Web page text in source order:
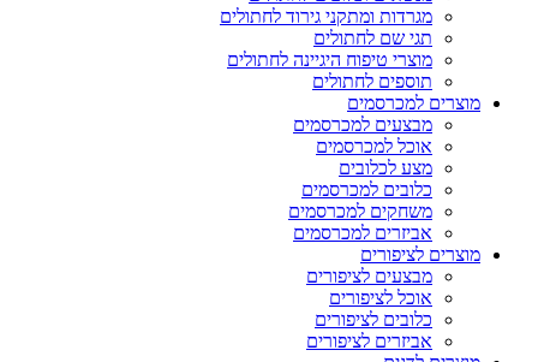
מגרדות ומתקני גירוד לחתולים
תגי שם לחתולים
מוצרי טיפוח היגיינה לחתולים
תוספים לחתולים
מוצרים למכרסמים
מבצעים למכרסמים
אוכל למכרסמים
מצע לכלובים
כלובים למכרסמים
משחקים למכרסמים
אביזרים למכרסמים
מוצרים לציפורים
מבצעים לציפורים
אוכל לציפורים
כלובים לציפורים
אביזרים לציפורים